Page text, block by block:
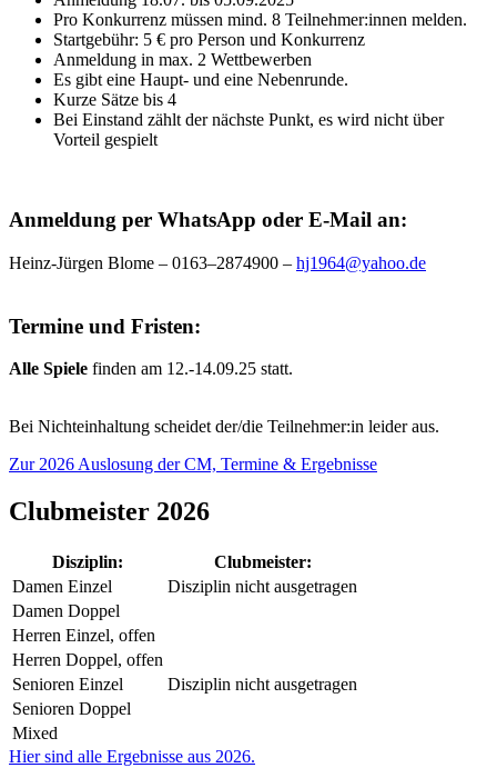
Pro Konkurrenz müssen mind. 8 Teilnehmer:innen melden.
Startgebühr: 5 € pro Person und Konkurrenz
Anmeldung in max. 2 Wettbewerben
Es gibt eine Haupt- und eine Nebenrunde.
Kurze Sätze bis 4
Bei Einstand zählt der nächste Punkt, es wird nicht über
Vorteil gespielt
Anmeldung per WhatsApp oder E-Mail an:
Heinz-Jürgen Blome – 0163–2874900 – hj1964@yahoo.de
Termine und Fristen:
Alle Spiele finden am 12.-14.09.25 statt.
Bei Nichteinhaltung scheidet der/die Teilnehmer:in leider aus.
Zur 2026 Auslosung der CM, Termine & Ergebnisse
Clubmeister 2026
Disziplin:
Clubmeister:
Damen Einzel
Disziplin nicht ausgetragen
Damen Doppel
Herren Einzel, offen
Herren Doppel, offen
Senioren Einzel
Disziplin nicht ausgetragen
Senioren Doppel
Mixed
Hier sind alle Ergebnisse aus 2026.